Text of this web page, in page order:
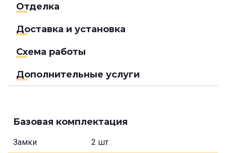
Отделка
Доставка и установка
Схема работы
Дополнительные услуги
Базовая комплектация
Замки 2 шт